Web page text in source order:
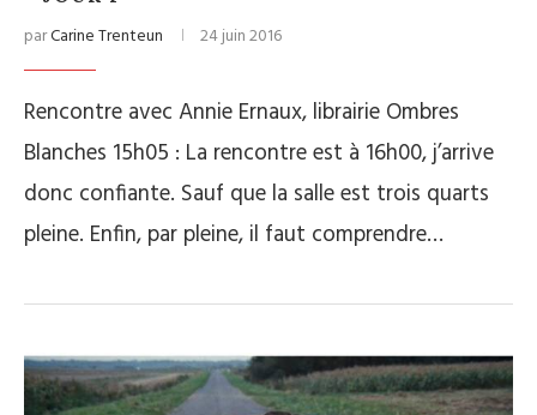
parCarine Trenteun 24 juin 2016
Rencontre avec Annie Ernaux, librairie Ombres
Blanches 15h05 : La rencontre est à 16h00, j’arrive
donc confiante. Sauf que la salle est trois quarts
pleine. Enfin, par pleine, il faut comprendre…